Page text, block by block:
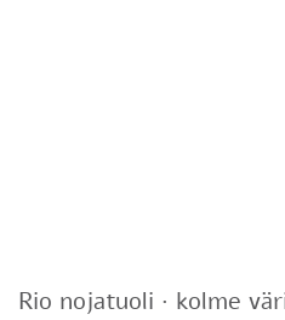
Rio nojatuoli · kolme